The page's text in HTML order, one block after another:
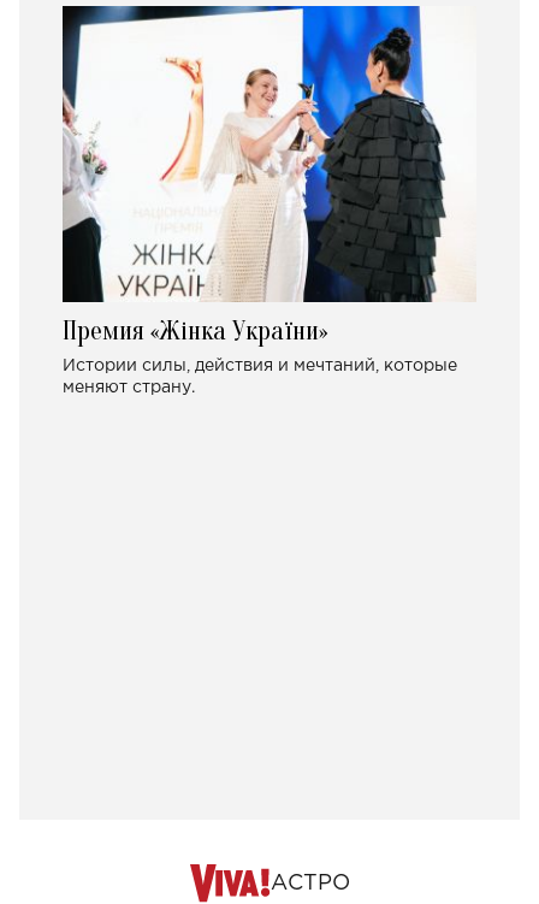
Премия «Жінка України»
Истории силы, действия и мечтаний, которые
меняют страну.
АСТРО